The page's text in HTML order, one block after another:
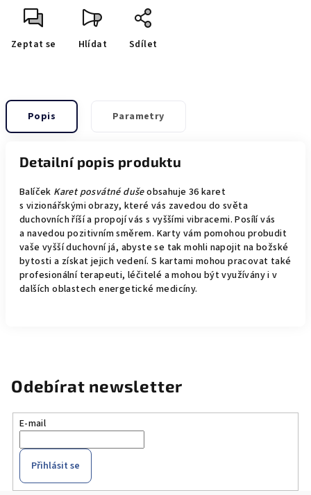
Zeptat se Hlídat Sdílet
Popis Parametry
Detailní popis produktu
Balíček Karet posvátné dušeobsahuje 36 karet
s vizionářskými obrazy, které vás zavedou do světa
duchovních říší a propojí vás s vyššími vibracemi. Posílí vás
a navedou pozitivním směrem. Karty vám pomohou probudit
vaše vyšší duchovní já, abyste se tak mohli napojit na božské
bytosti a získat jejich vedení. S kartami mohou pracovat také
profesionální terapeuti, léčitelé a mohou být využívány i v
dalších oblastech energetické medicíny.
Odebírat newsletter
E-mail
Přihlásit se